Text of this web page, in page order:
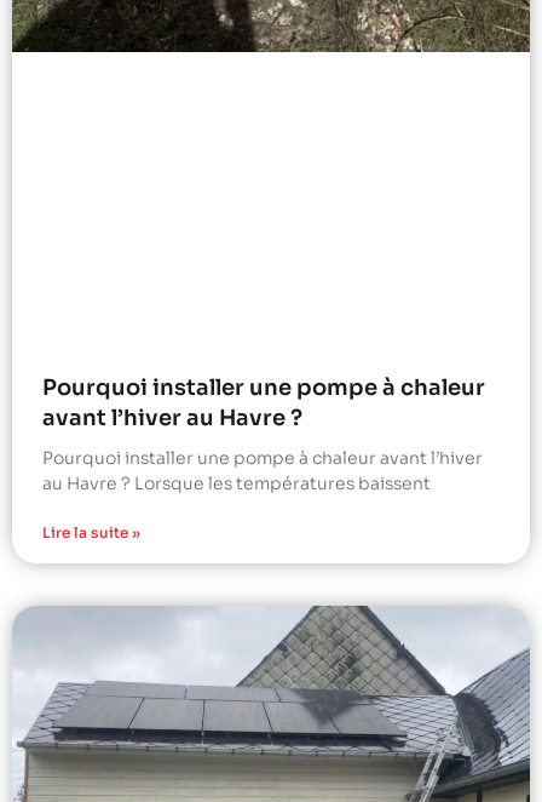
Pourquoi installer une pompe à chaleur
avant l’hiver au Havre ?
Pourquoi installer une pompe à chaleur avant l’hiver
au Havre ? Lorsque les températures baissent
Lire la suite »